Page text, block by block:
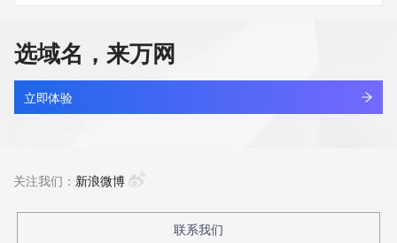
kouboya.com
最近查询
查看详情
选域名，来万网
立即体验
关注我们： 新浪微博
联系我们